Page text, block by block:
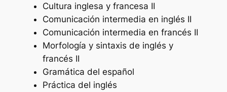
Cultura inglesa y francesa II
Comunicación intermedia en inglés II
Comunicación intermedia en francés II
Morfología y sintaxis de inglés y
francés II
Gramática del español
Práctica del inglés